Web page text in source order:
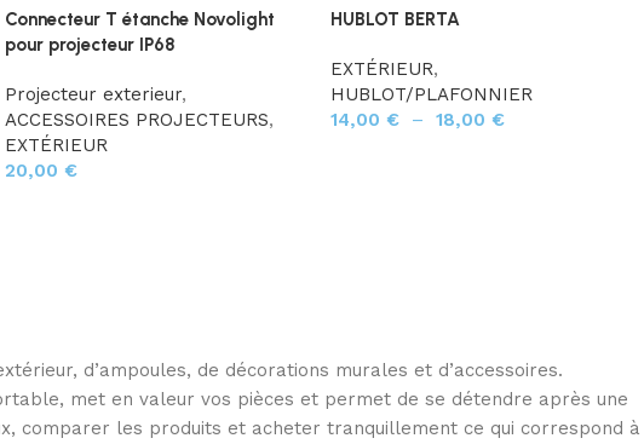
Connecteur T étanche Novolight
pour projecteur IP68
Projecteur exterieur,
ACCESSOIRES PROJECTEURS,
EXTÉRIEUR
20,00 €
HUBLOT BERTA
EXTÉRIEUR,
HUBLOT/PLAFONNIER
14,00 € – 18,00 €
d’ampoules, de décorations murales et d’accessoires.
met en valeur vos pièces et permet de se détendre après une
comparer les produits et acheter tranquillement ce qui correspond à